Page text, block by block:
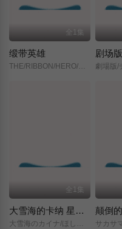
全1集
缎带英雄
全1集
大雪海的卡纳 星之贤者
大雪海のカイナ/ほしのけんじゃ/
颠倒
サカサ